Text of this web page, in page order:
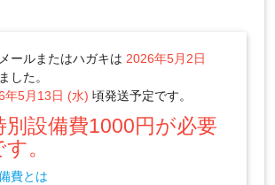
ールまたはハガキは 2026年5月2日
した。
年5月13日 (水) 頃発送予定です。
別設備費1000円が必要
。
費とは